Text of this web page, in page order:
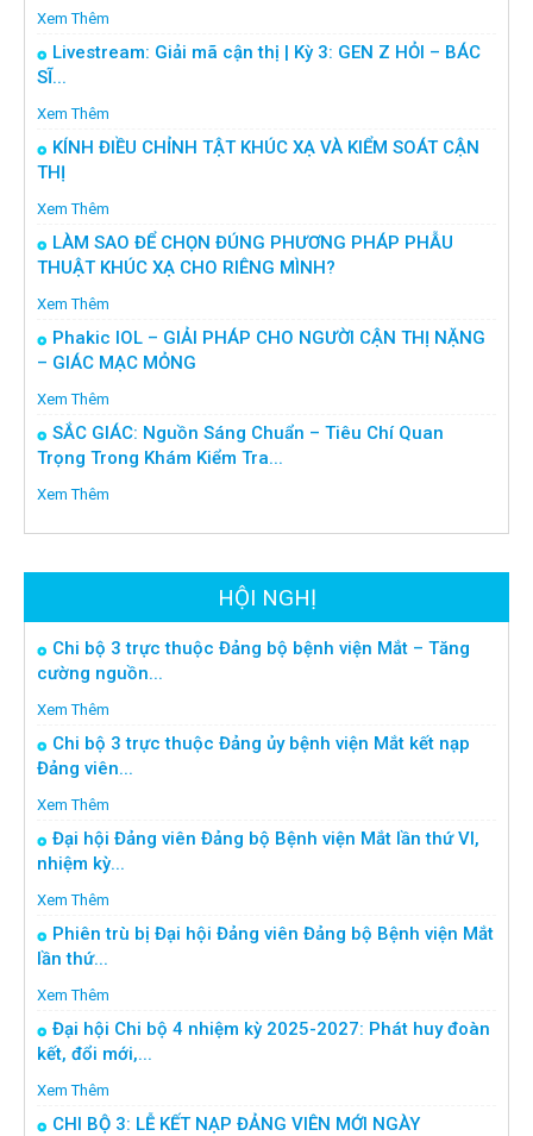
Xem Thêm
Livestream: Giải mã cận thị | Kỳ 3: GEN Z HỎI – BÁC
SĨ...
Xem Thêm
KÍNH ĐIỀU CHỈNH TẬT KHÚC XẠ VÀ KIỂM SOÁT CẬN
THỊ
Xem Thêm
LÀM SAO ĐỂ CHỌN ĐÚNG PHƯƠNG PHÁP PHẪU
THUẬT KHÚC XẠ CHO RIÊNG MÌNH?
Xem Thêm
Phakic IOL – GIẢI PHÁP CHO NGƯỜI CẬN THỊ NẶNG
– GIÁC MẠC MỎNG
Xem Thêm
SẮC GIÁC: Nguồn Sáng Chuẩn – Tiêu Chí Quan
Trọng Trong Khám Kiểm Tra...
Xem Thêm
HỘI NGHỊ
Chi bộ 3 trực thuộc Đảng bộ bệnh viện Mắt – Tăng
cường nguồn...
Xem Thêm
Chi bộ 3 trực thuộc Đảng ủy bệnh viện Mắt kết nạp
Đảng viên...
Xem Thêm
Đại hội Đảng viên Đảng bộ Bệnh viện Mắt lần thứ VI,
nhiệm kỳ...
Xem Thêm
Phiên trù bị Đại hội Đảng viên Đảng bộ Bệnh viện Mắt
lần thứ...
Xem Thêm
Đại hội Chi bộ 4 nhiệm kỳ 2025-2027: Phát huy đoàn
kết, đổi mới,...
Xem Thêm
CHI BỘ 3: LỄ KẾT NẠP ĐẢNG VIÊN MỚI NGÀY